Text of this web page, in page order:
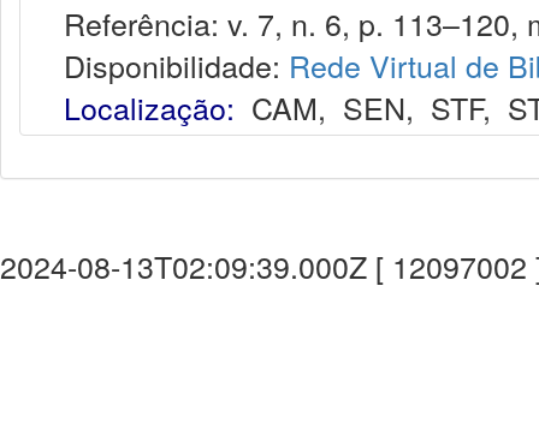
Referência: v. 7, n. 6, p. 113–120,
Disponibilidade: Rede Virtual de
Localização: CAM, SEN, STF,
2024-08-13T02:09:39.000Z [ 12097002